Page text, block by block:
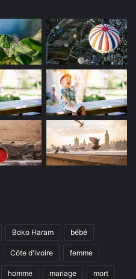
Boko Haram bébé
Côte d'ivoire femme
homme mariage mort